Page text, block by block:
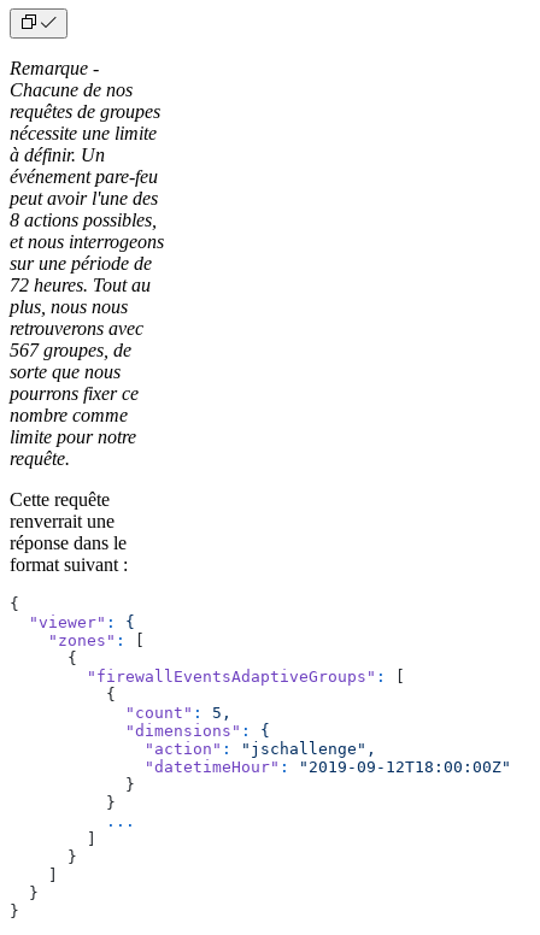
Remarque -
Chacune de nos
requêtes de groupes
nécessite une limite
à définir. Un
événement pare-feu
peut avoir l'une des
8 actions possibles,
et nous interrogeons
sur une période de
72 heures. Tout au
plus, nous nous
retrouverons avec
567 groupes, de
sorte que nous
pourrons fixer ce
nombre comme
limite pour notre
requête.
Cette requête
renverrait une
réponse dans le
format suivant :
{
  "viewer"
:
{
    "zones"
:
      {
        "firewallEventsAdaptiveGroups"
:
          {
            "count"
:
5,
            "dimensions"
:
{
              "action"
:
"jschallenge",
              "datetimeHour"
:
"2019-09-12T18:00:00Z"
            }
          }
          ...
      }
  }
}